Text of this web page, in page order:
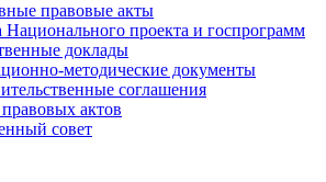
правовые акты
Национального проекта и госпрограмм
доклады
методические документы
соглашения
актов
совет